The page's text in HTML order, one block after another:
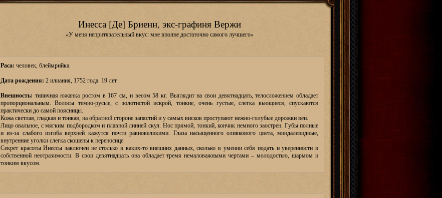
Инесса [Де] Бриенн, экс-графиня Вержи
«У меня непритязательный вкус: мне вполне достаточно самого лучшего»
Раса: человек, блеймрийка.
Дата рождения: 2 илиания, 1752 года. 19 лет.
Внешность: типичная южанка ростом в 167 см, и весом 58 кг. Выглядит на свои девятнадцать, телосложением обладает
пропорциональным. Волосы темно-русые, с золотистой искрой, тонкие, очень густые, слегка вьющиеся, спускаются
практически до самой поясницы.
Кожа светлая, гладкая и тонкая, на обратной стороне запястий и у самых висков проступают нежно-голубые дорожки вен.
Лицо овальное, с мягким подбородком и плавной линией скул. Нос прямой, тонкий, кончик немного заострен. Губы полные
и из-за слабого изгиба верхней кажутся почти равновеликими. Глаза насыщенного оливкового цвета, миндалевидные,
внутренние уголки слегка скошены к переносице.
Секрет красоты Инессы заключен не столько в каких-то внешних данных, сколько в умении себя подать и уверенности в
собственной неотразимости. В свои девятнадцать она обладает тремя немаловажными чертами – молодостью, шармом и
тонким вкусом.